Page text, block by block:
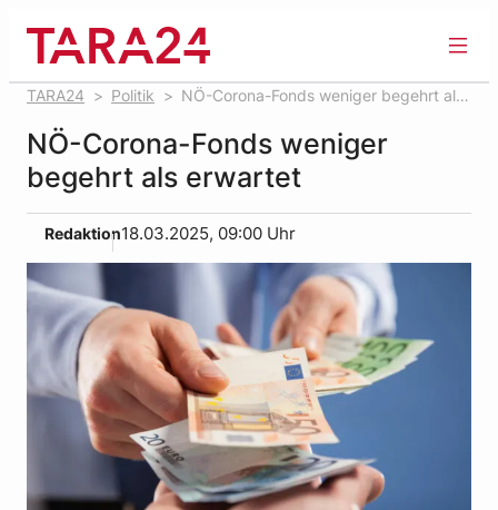
springen
TARA24 Politik
NÖ-Corona-Fonds weniger begehrt als
NÖ-Corona-Fonds weniger
begehrt als erwartet
Redaktion18.03.2025, 09:00 Uhr